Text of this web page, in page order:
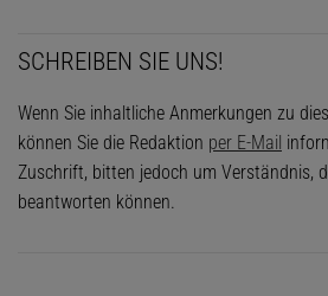
SCHREIBEN SIE UNS!
Wenn Sie inhaltliche Anmerkungen zu
können Sie die Redaktion per E-Mail
Zuschrift, bitten jedoch um Verständnis,
beantworten können.